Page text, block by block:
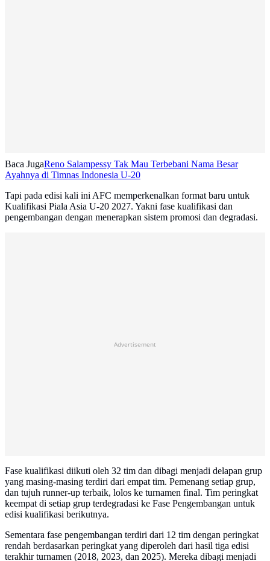
Baca JugaReno Salampessy Tak Mau Terbebani Nama Besar
Ayahnya di Timnas Indonesia U-20
Tapi pada edisi kali ini AFC memperkenalkan format baru untuk
Kualifikasi Piala Asia U-20 2027. Yakni fase kualifikasi dan
pengembangan dengan menerapkan sistem promosi dan degradasi.
Advertisement
Fase kualifikasi diikuti oleh 32 tim dan dibagi menjadi delapan grup
yang masing-masing terdiri dari empat tim. Pemenang setiap grup,
dan tujuh runner-up terbaik, lolos ke turnamen final. Tim peringkat
keempat di setiap grup terdegradasi ke Fase Pengembangan untuk
edisi kualifikasi berikutnya.
Sementara fase pengembangan terdiri dari 12 tim dengan peringkat
rendah berdasarkan peringkat yang diperoleh dari hasil tiga edisi
terakhir turnamen (2018, 2023, dan 2025). Mereka dibagi menjadi